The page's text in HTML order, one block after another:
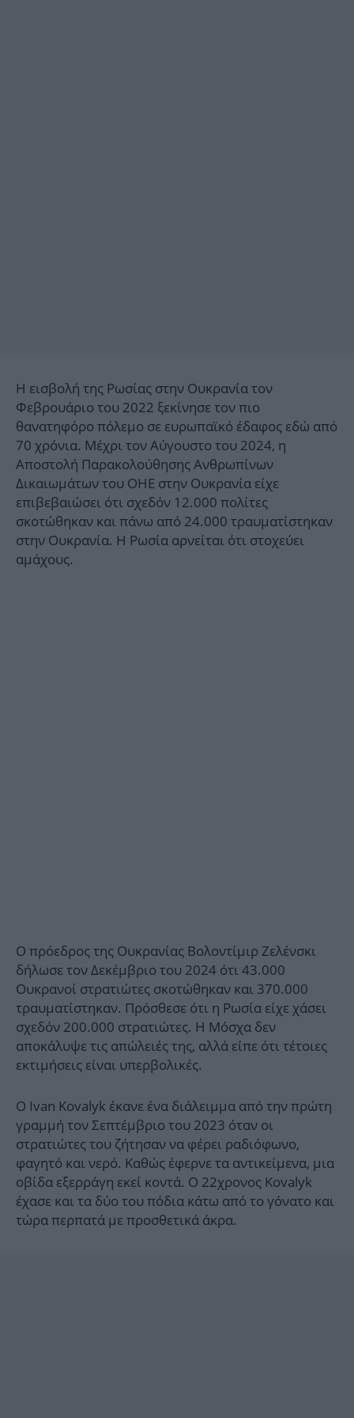
Η εισβολή της Ρωσίας στην Ουκρανία τον
Φεβρουάριο του 2022 ξεκίνησε τον πιο
θανατηφόρο πόλεμο σε ευρωπαϊκό έδαφος εδώ από
70 χρόνια. Μέχρι τον Αύγουστο του 2024, η
Αποστολή Παρακολούθησης Ανθρωπίνων
Δικαιωμάτων του ΟΗΕ στην Ουκρανία είχε
επιβεβαιώσει ότι σχεδόν 12.000 πολίτες
σκοτώθηκαν και πάνω από 24.000 τραυματίστηκαν
στην Ουκρανία. Η Ρωσία αρνείται ότι στοχεύει
αμάχους.
Ο πρόεδρος της Ουκρανίας Βολοντίμιρ Ζελένσκι
δήλωσε τον Δεκέμβριο του 2024 ότι 43.000
Ουκρανοί στρατιώτες σκοτώθηκαν και 370.000
τραυματίστηκαν. Πρόσθεσε ότι η Ρωσία είχε χάσει
σχεδόν 200.000 στρατιώτες. Η Μόσχα δεν
αποκάλυψε τις απώλειές της, αλλά είπε ότι τέτοιες
εκτιμήσεις είναι υπερβολικές.
Ο Ivan Kovalyk έκανε ένα διάλειμμα από την πρώτη
γραμμή τον Σεπτέμβριο του 2023 όταν οι
στρατιώτες του ζήτησαν να φέρει ραδιόφωνο,
φαγητό και νερό. Καθώς έφερνε τα αντικείμενα, μια
οβίδα εξερράγη εκεί κοντά. Ο 22χρονος Kovalyk
έχασε και τα δύο του πόδια κάτω από το γόνατο και
τώρα περπατά με προσθετικά άκρα.